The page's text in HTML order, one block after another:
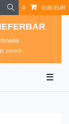
0 0,00 EUR
>>>>
☰